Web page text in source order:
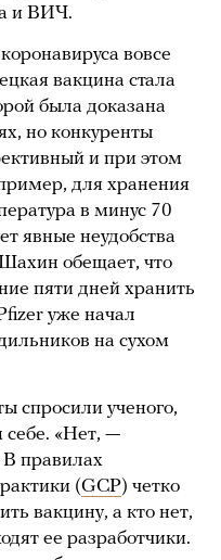
и ВИЧ.
вовсе
вакцина стала
была доказана
но конкуренты
и при этом
для хранения
в минус 70
явные неудобства
обещает, что
пяти дней хранить
уже начал
на сухом
спросили ученого,
себе. «Нет, —
правилах
(GCP) четко
вакцину, а кто нет,
ее разработчики.